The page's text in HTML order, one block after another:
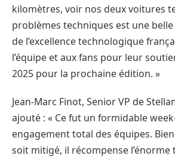
kilomètres, voir nos deux voitures
problèmes techniques est une
de l’excellence technologique
l’équipe et aux fans pour leur
2025 pour la prochaine édition. »
Jean-Marc Finot, Senior VP de
ajouté : « Ce fut un formidable
engagement total des équipes.
soit mitigé, il récompense l’énorme